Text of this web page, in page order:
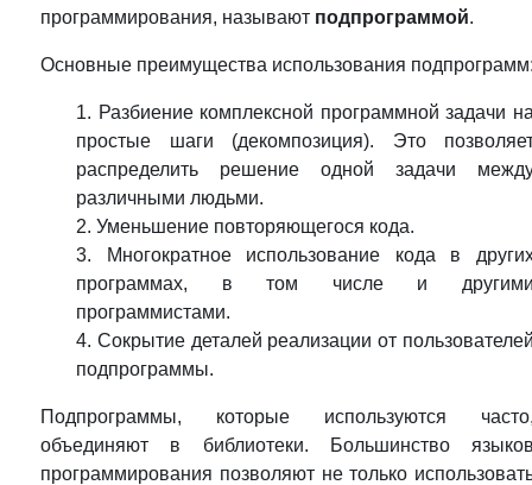
программирования, называют подпрограммой.
Основные преимущества использования
1. Разбиение комплексной программной задачи
простые шаги (декомпозиция). Это
распределить решение одной задачи
различными людьми.
2. Уменьшение повторяющегося кода.
3. Многократное использование кода в
программах, в том числе и
программистами.
4. Сокрытие деталей реализации от
подпрограммы.
Подпрограммы, которые используются
объединяют в библиотеки. Большинство
программирования позволяют не только